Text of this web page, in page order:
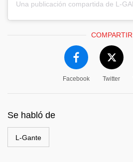
COMPARTIR
Facebook Twitter
Se habló de
L-Gante